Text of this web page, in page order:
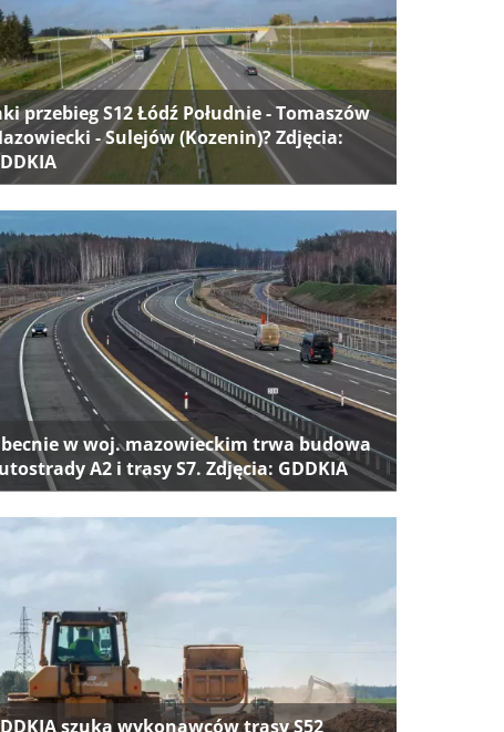
przebieg S12 Łódź Południe - Tomaszów
- Sulejów (Kozenin)? Zdjęcia:
w woj. mazowieckim trwa budowa
A2 i trasy S7. Zdjęcia: GDDKIA
szuka wykonawców trasy S52